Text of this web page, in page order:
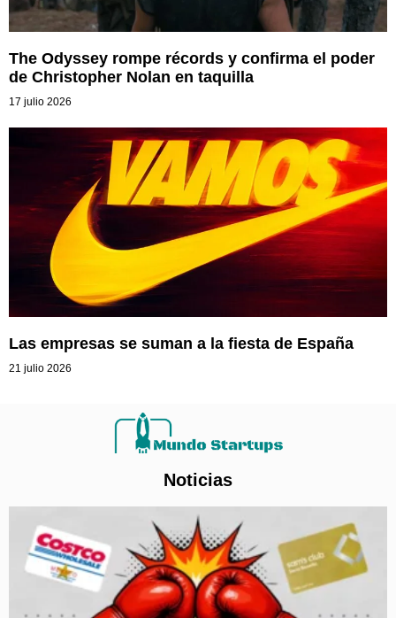
The Odyssey rompe récords y confirma el poder
de Christopher Nolan en taquilla
17 julio 2026
Las empresas se suman a la fiesta de España
21 julio 2026
Noticias